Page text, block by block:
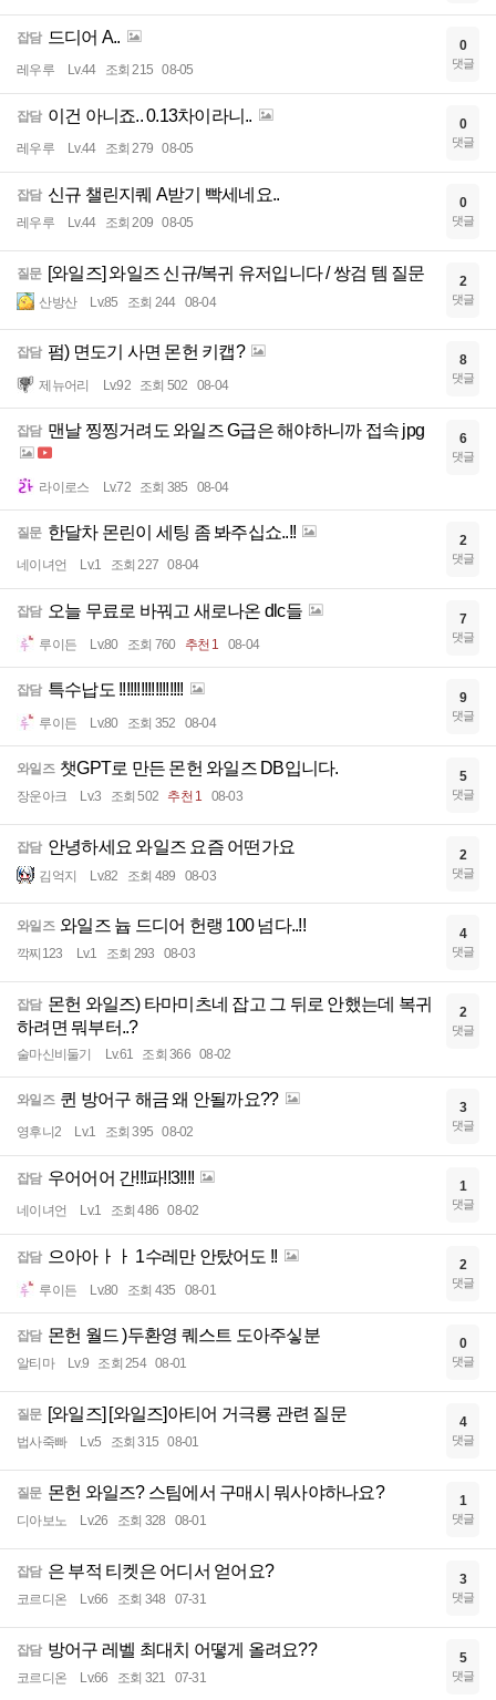
잡담 드디어 A..
레우루 Lv.44 조회 215 08-05
0
댓글
잡담 이건 아니죠.. 0.13차이라니..
레우루 Lv.44 조회 279 08-05
0
댓글
잡담 신규 챌린지퀘 A받기 빡세네요..
레우루 Lv.44 조회 209 08-05
0
댓글
질문 [와일즈] 와일즈 신규/복귀 유저입니다 / 쌍검 템 질문
산방산 Lv.85 조회 244 08-04
2
댓글
잡담 펌) 면도기 사면 몬헌 키캡?
제뉴어리 Lv.92 조회 502 08-04
8
댓글
잡담 맨날 찡찡거려도 와일즈 G급은 해야하니까 접속 jpg
라이로스 Lv.72 조회 385 08-04
6
댓글
질문 한달차 몬린이 세팅 좀 봐주십쇼..!!
네이녀언 Lv.1 조회 227 08-04
2
댓글
잡담 오늘 무료로 바꿔고 새로나온 dlc들
루이든 Lv.80 조회 760 추천 1 08-04
7
댓글
잡담 특수납도 !!!!!!!!!!!!!!!!!!
루이든 Lv.80 조회 352 08-04
9
댓글
와일즈 챗GPT로 만든 몬헌 와일즈 DB입니다.
장운아크 Lv.3 조회 502 추천 1 08-03
5
댓글
잡담 안녕하세요 와일즈 요즘 어떤가요
김억지 Lv.82 조회 489 08-03
2
댓글
와일즈 와일즈 늅 드디어 헌랭 100 넘다..!!
깍찌123 Lv.1 조회 293 08-03
4
댓글
잡담 몬헌 와일즈) 타마미츠네 잡고 그 뒤로 안했는데 복귀
하려면 뭐부터..?
술마신비둘기 Lv.61 조회 366 08-02
2
댓글
와일즈 퀸 방어구 해금 왜 안될까요??
영후니2 Lv.1 조회 395 08-02
3
댓글
잡담 우어어어 간!!!파!!3!!!!
네이녀언 Lv.1 조회 486 08-02
1
댓글
잡담 으아아ㅏㅏ 1수레만 안탔어도 !!
루이든 Lv.80 조회 435 08-01
2
댓글
잡담 몬헌 월드 )두환영 퀘스트 도아주싷분
알티마 Lv.9 조회 254 08-01
0
댓글
질문 [와일즈] [와일즈]아티어 거극룡 관련 질문
법사죽빠 Lv.5 조회 315 08-01
4
댓글
질문 몬헌 와일즈? 스팀에서 구매시 뭐사야하나요?
디아보노 Lv.26 조회 328 08-01
1
댓글
잡담 은 부적 티켓은 어디서 얻어요?
코르디온 Lv.66 조회 348 07-31
3
댓글
잡담 방어구 레벨 최대치 어떻게 올려요??
코르디온 Lv.66 조회 321 07-31
5
댓글